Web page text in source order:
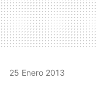
25 Enero 2013